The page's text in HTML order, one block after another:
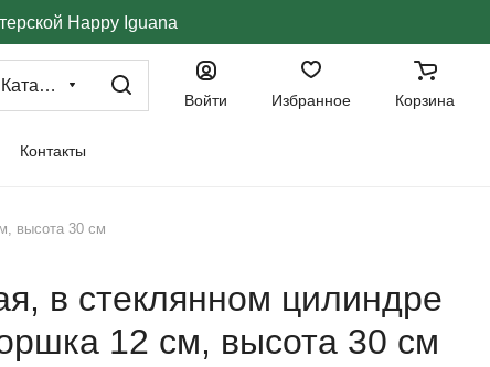
Happy Iguana
Каталог
Войти Избранное Корзина
Контакты
высота 30 см
в стеклянном цилиндре
12 см, высота 30 см